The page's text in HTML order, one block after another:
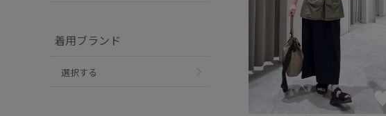
着用ブランド
選択する